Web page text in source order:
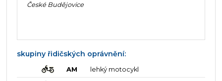
České Budějovice
skupiny řidičských oprávnění:
AM lehký motocykl